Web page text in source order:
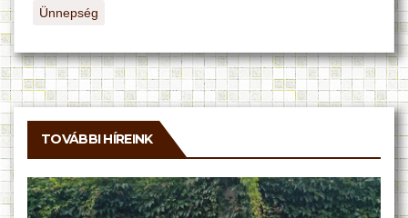
Ünnepség
TOVÁBBI HÍREINK